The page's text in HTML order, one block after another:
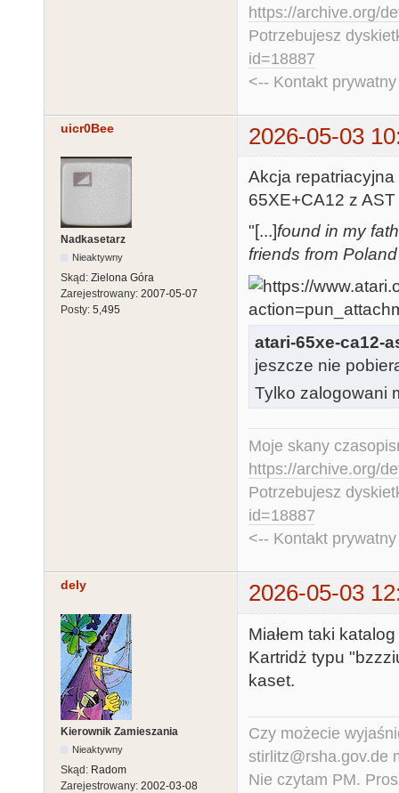
https://archive.org/
Potrzebujesz
id=18887
<-- Kontakt
uicr0Bee 2026-05-03
Nadkasetarz
Nieaktywny
Skąd: Zielona Góra
Zarejestrowany: 2007-05-07
Posty: 5,495
Akcja repatriacyjna
65XE+CA12 z
"[...]found in my
friends from
atari-65xe-ca12-
jeszcze nie
Tylko zalogowani
Moje skany
https://archive.org/
Potrzebujesz
id=18887
<-- Kontakt
dely 2026-05-03
Kierownik Zamieszania
Nieaktywny
Skąd: Radom
Zarejestrowany: 2002-03-08
Miałem taki
Kartridż typu
kaset.
Czy możecie
stirlitz@rsha.gov.de
Nie czytam PM.